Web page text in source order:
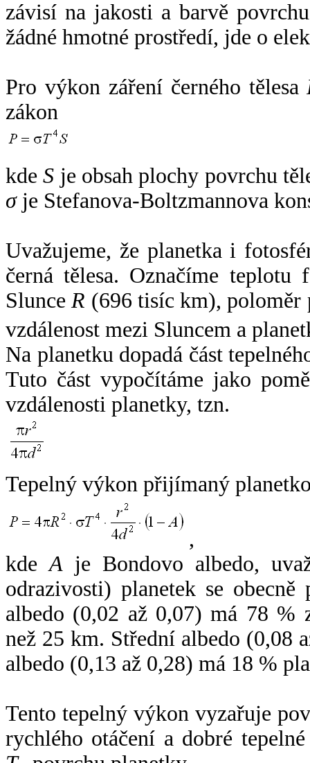
závisí na jakosti a barvě
žádné hmotné prostředí, jde o
Pro výkon záření černého tělesa
zákon
kdeS je obsah plochy povrchu
σje Stefanova-Boltzmannova
Uvažujeme, že planetka i
černá tělesa. Označíme
SlunceR (696 tisíc km),
vzdálenost mezi Sluncem a
Na planetku dopadá část
Tuto část vypočítáme jako
vzdálenosti planetky, tzn.
Tepelný výkon přijímaný
,
kdeA je Bondovo albedo,
odrazivosti) planetek se
albedo (0,02 až 0,07) má 78 %
než 25 km. Střední albedo (0,08
albedo (0,13 až 0,28) má 18 %
Tento tepelný výkon vyzařuje
rychlého otáčení a dobré